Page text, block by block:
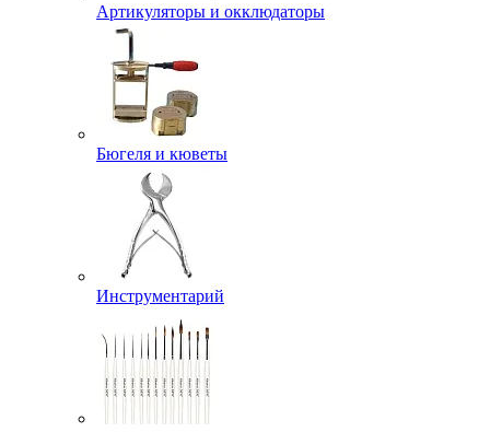
Артикуляторы и окклюдаторы
Бюгеля и кюветы
Инструментарий